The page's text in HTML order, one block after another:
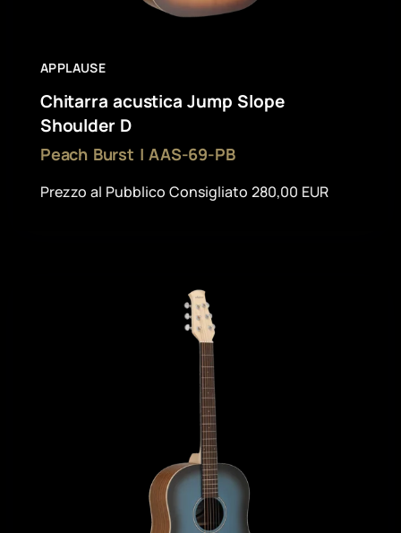
APPLAUSE
Chitarra acustica Jump Slope
Shoulder D
Peach Burst | AAS-69-PB
Prezzo al Pubblico Consigliato 280,00 EUR